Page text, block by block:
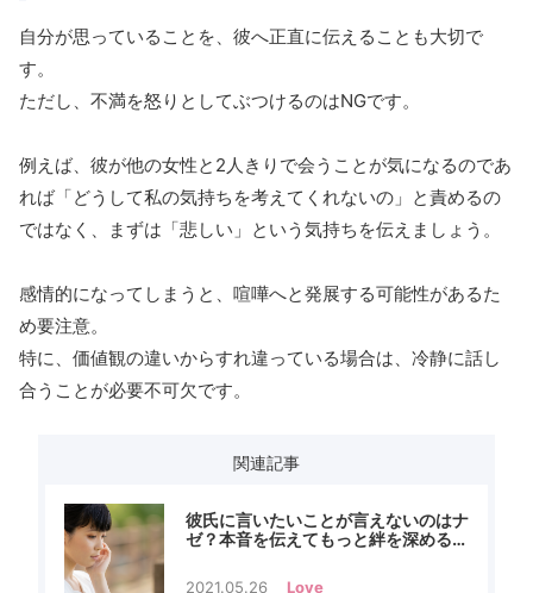
自分が思っていることを、彼へ正直に伝えることも大切で
す。
ただし、不満を怒りとしてぶつけるのはNGです。
例えば、彼が他の女性と2人きりで会うことが気になるのであ
れば「どうして私の気持ちを考えてくれないの」と責めるの
ではなく、まずは「悲しい」という気持ちを伝えましょう。
感情的になってしまうと、喧嘩へと発展する可能性があるた
め要注意。
特に、価値観の違いからすれ違っている場合は、冷静に話し
合うことが必要不可欠です。
関連記事
彼氏に言いたいことが言えないのはナ
ゼ？本音を伝えてもっと絆を深める方
2021.05.26 Love